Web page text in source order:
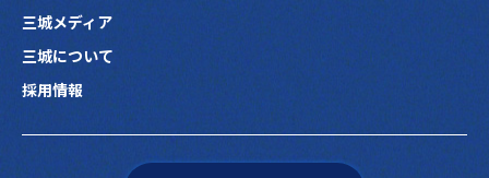
三城メディア
三城について
採用情報